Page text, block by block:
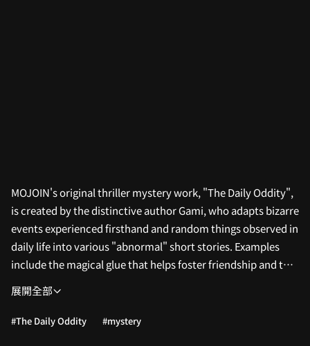
MOJOIN's original thriller mystery work, "The Daily Oddity",
is created by the distinctive author Gami, who adapts bizarre
events experienced firsthand and random things observed in
daily life into various "abnormal" short stories. Examples
include the magical glue that helps foster friendship and the
weird daily life of corporate slaves. This is a new type of
Taiwanese suspense comic that combines thrills with dark
humor! Have you ever carefully checked out your own daily
展開全部
#The Daily Oddity #mystery